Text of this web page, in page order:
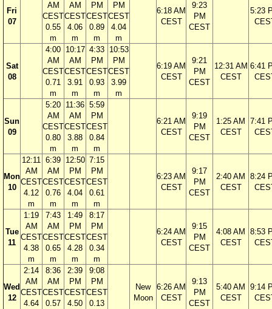
Fri
07
AM
CEST
0.55
m
AM
CEST
4.06
m
PM
CEST
0.89
m
PM
CEST
4.04
m
6:18 AM
CEST
9:23
PM
CEST
5:23
Sat
08
4:00
AM
CEST
0.71
m
10:17
AM
CEST
3.91
m
4:33
PM
CEST
0.93
m
10:53
PM
CEST
3.99
m
6:19 AM
CEST
9:21
PM
CEST
12:31 AM
CEST
6:41
Sun
09
5:20
AM
CEST
0.80
m
11:36
AM
CEST
3.88
m
5:59
PM
CEST
0.84
m
6:21 AM
CEST
9:19
PM
CEST
1:25 AM
CEST
7:41
Mon
10
12:11
AM
CEST
4.12
m
6:39
AM
CEST
0.76
m
12:50
PM
CEST
4.04
m
7:15
PM
CEST
0.61
m
6:23 AM
CEST
9:17
PM
CEST
2:40 AM
CEST
8:24
Tue
11
1:19
AM
CEST
4.38
m
7:43
AM
CEST
0.65
m
1:49
PM
CEST
4.28
m
8:17
PM
CEST
0.34
m
6:24 AM
CEST
9:15
PM
CEST
4:08 AM
CEST
8:53
Wed
12
2:14
AM
CEST
4.64
8:36
AM
CEST
0.57
2:39
PM
CEST
4.50
9:08
PM
CEST
0.13
New
Moon
6:26 AM
CEST
9:13
PM
CEST
5:40 AM
CEST
9:14